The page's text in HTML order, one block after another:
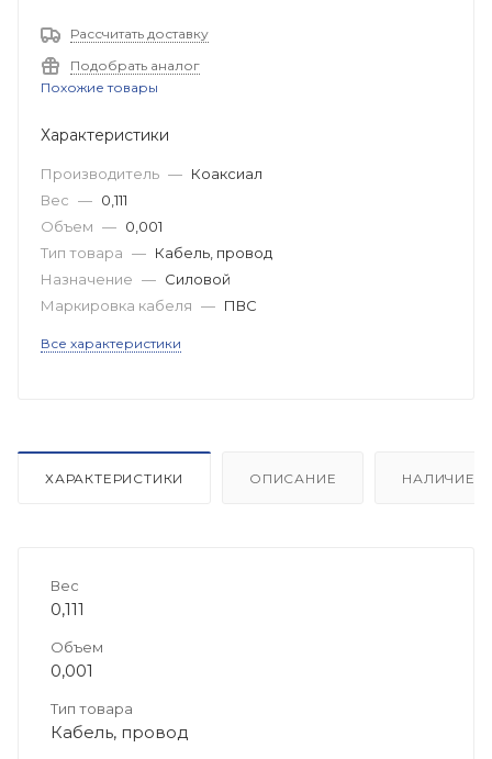
Рассчитать доставку
Подобрать аналог
Похожие товары
Характеристики
Производитель — Коаксиал
Вес — 0,111
Объем — 0,001
Тип товара — Кабель, провод
Назначение — Силовой
Маркировка кабеля — ПВС
Все характеристики
ХАРАКТЕРИСТИКИ ОПИСАНИЕ НАЛИЧИЕ
Вес
0,111
Объем
0,001
Тип товара
Кабель, провод